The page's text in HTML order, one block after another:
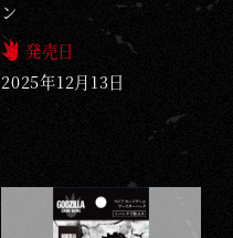
ン
発売日
2025年12月13日